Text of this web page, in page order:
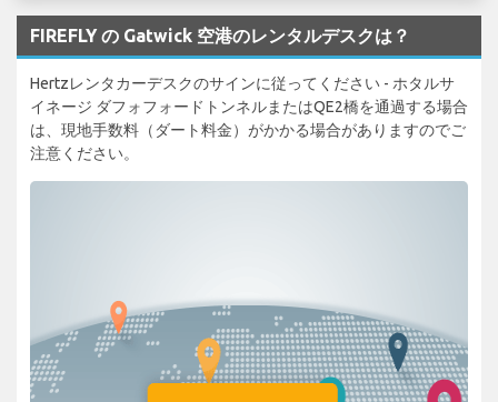
FIREFLY の Gatwick 空港のレンタルデスクは？
Hertzレンタカーデスクのサインに従ってください - ホタルサ
イネージ ダフォフォードトンネルまたはQE2橋を通過する場合
は、現地手数料（ダート料金）がかかる場合がありますのでご
注意ください。